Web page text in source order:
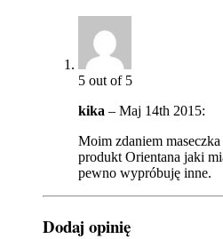
5 out of 5
kika – Maj 14th 2015:
Moim zdaniem
produkt Orientana jaki
pewno wypróbuję inne.
Dodaj opinię